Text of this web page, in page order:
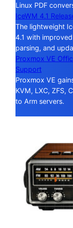
Linux PDF
IceWM 4.1
The lightweight
4.1 with
parsing, and
Proxmox VE
Support
Proxmox VE
KVM, LXC, ZFS,
to Arm servers.